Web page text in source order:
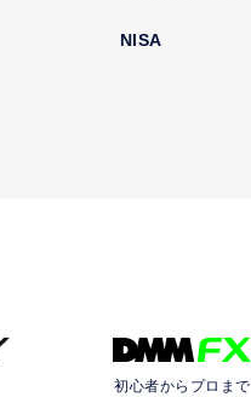
NISA
初心者からプロまで